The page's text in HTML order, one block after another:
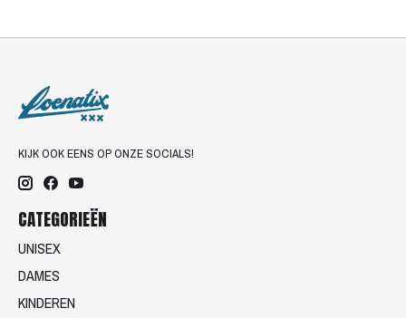
KIJK OOK EENS OP ONZE SOCIALS!
CATEGORIEËN
UNISEX
DAMES
KINDEREN